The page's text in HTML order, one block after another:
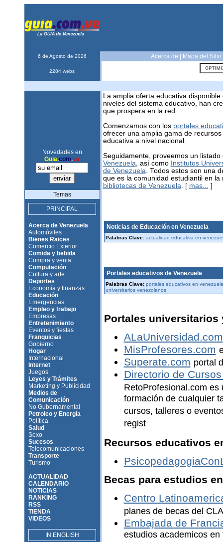
6 de Agosto de 2026 Acerca de Mapa del Sitio
2284 webs
Novedades en
Guia.com.ve
Temas
PRINCIPAL
Acerca de Venezuela
Automóviles
Bienes Raices
Comercio Exterior
Comida y bebida
Compra y venta
Computación
Cultura y arte
Deportes
Economía y finanzas
Educación
Emergencias
Empleo y trabajo
Empresas
Entretenimiento
Eventos y fiestas
Franquicias
Gobierno
Hogar
Internacional
Internet
Juegos
Leyes y Trámites
Marketing y Publicidad
Medios de
Comunicación
No Gubernamental
Petroleo y Energia
Política
Salud
Sexo
Sucesos
Telecomunicaciones
Transporte
Turismo
ACTUALIDAD
CALENDARIO
NOTICIAS
RANKING
RSS
TIENDA
VIDEOS
IN ENGLISH
La amplia oferta educativa
niveles del sistema educativo, han
que prospera en la red.
Comenzamos con los portales
ofrecer una amplia gama de
educativa a nivel nacional.
Seguidamente, proveemos un
Venezuela, así como Institutos
de Venezuela. Todos estos son una
que es la comunidad estudiantil en
bibliotecas de Venezuela. [ mas... ]
Noticias de Educación en Venezuela
Palabras Clave: actualidad educativa en
Portales educativos de Venezuela
Palabras Clave: portales educativos en
universitarios venezolanos
Portales universitarios
ALaUniversidad.com
MisProfesores.com
Superate.com portal
Directorio de
RetoProfesional.com
formación de cualquier
cursos, talleres o
regist
Recursos educativos
Becas para estudios
Centro
planes de becas del
Embajada de
estudios academicos en